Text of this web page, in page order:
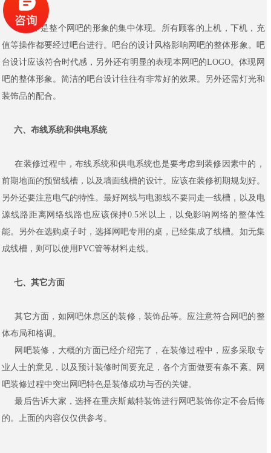
吧台，是整个网吧的形象的集中体现。所有顾客的上机，下机，充
值等操作都要经过吧台进行。吧台的设计风格影响网吧的整体形象。吧
台设计应该符合时代感，另外还有明显的表现本网吧的LOGO。体现网
吧的整体形象。简洁的吧台设计往往有非常好的效果。另外还需灯光和
装饰品的配合。
六、布线系统和供电系统
在装修过程中，布线系统和供电系统也是要考虑到装修因素中的，
前期地面的预留线槽，以及墙面线槽的设计。应该在装修初期规划好。
另外还要注意电气的特性。最好网线与电源线不要同走一线槽，以及电
源线路距离网络线路也应该保持0.5米以上，以免影响网络的整体性
能。另外在选购桌子时，选择网吧专用的桌，已经集成了线槽。如无集
成线槽，则可以使用PVC管等材料走线。
七、其它方面
其它方面，如网吧休息区的装修，装饰品等。应注意符合网吧的整
体布局和格调。
网吧装修，大概的方面已经介绍完了，在装修过程中，应多采取专
业人士的意见，以及预计装修时间要充足，各个方面做要有条不紊。网
吧装修过程中突出网吧特色是装修成功与否的关键。
最后告诉大家，选择在重庆斯戴特装饰进行网吧装饰你定不会后悔
的。上面的内容仅仅供参考。